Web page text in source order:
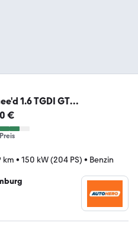
1.6 TGDI GT
€
km • 150 kW (204 PS) • Benzin